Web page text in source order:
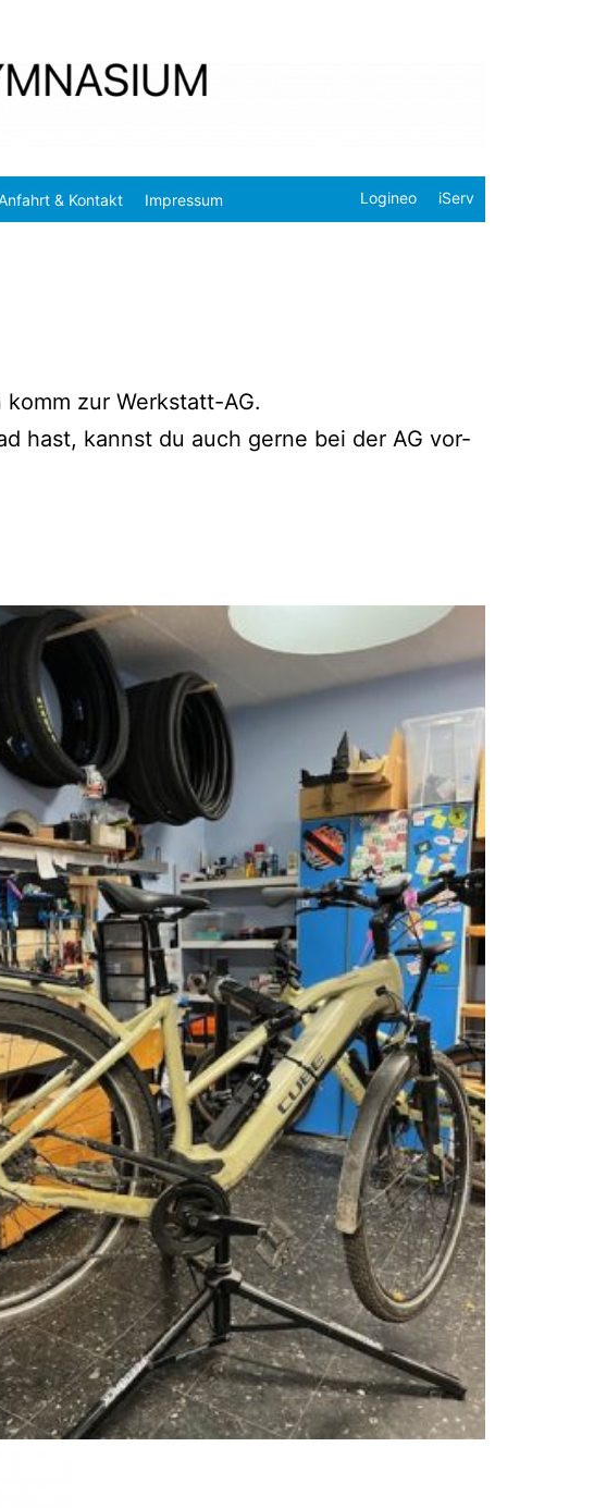
& Kontakt Impressum iServ
Logineo
zur Werkstatt-AG.
hast, kannst du auch ger­ne bei der AG vor­